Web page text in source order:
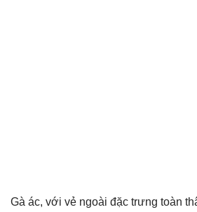
Gà ác, với vẻ ngoài đặc trưng toàn